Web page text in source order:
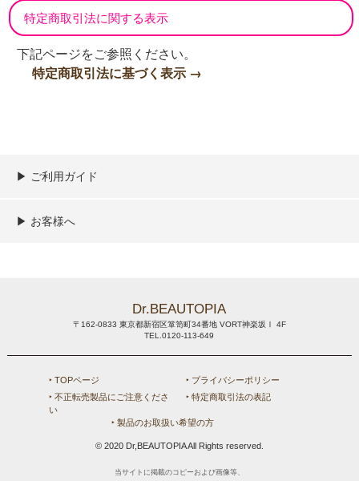
特定商取引法に関する表示
下記ページをご参照ください。
特定商取引法に基づく表示 →
▶︎ ご利用ガイド
ご利用ガイド
決済／配送／送料について
取り扱い商品一覧
顧客情報の取扱について
特定商取引法の表記
▶︎ お客様へ
Dr.BEAUTOPIA
〒162-0833 東京都新宿区箪笥町34番地 VORT神楽坂Ⅰ 4F
TEL.0120-113-649
‣ TOPページ
‣ プライバシーポリシー
‣ 不正転売製品にご注意くださ
い
‣ 特定商取引法の表記
‣ 製品のお取扱い希望の方
© 2020 Dr,BEAUTOPIA All Rights reserved.
当サイトに掲載のコピーおよび画像等、